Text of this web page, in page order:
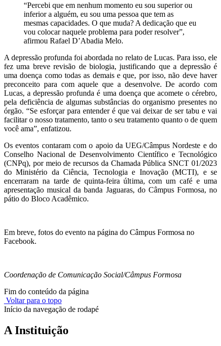
“Percebi que em nenhum momento eu sou superior ou
inferior a alguém, eu sou uma pessoa que tem as
mesmas capacidades. O que muda? A dedicação que eu
vou colocar naquele problema para poder resolver”,
afirmou Rafael D’Abadia Melo.
A depressão profunda foi abordada no relato de Lucas. Para isso, ele
fez uma breve revisão de biologia, justificando que a depressão é
uma doença como todas as demais e que, por isso, não deve haver
preconceito para com aquele que a desenvolve. De acordo com
Lucas, a depressão profunda é uma doença que acomete o cérebro,
pela deficiência de algumas substâncias do organismo presentes no
órgão. “Se esforçar para entender é que vai deixar de ser tabu e vai
facilitar o nosso tratamento, tanto o seu tratamento quanto o de quem
você ama”, enfatizou.
Os eventos contaram com o apoio da UEG/Câmpus Nordeste e do
Conselho Nacional de Desenvolvimento Científico e Tecnológico
(CNPq), por meio de recursos da Chamada Pública SNCT 01/2023
do Ministério da Ciência, Tecnologia e Inovação (MCTI), e se
encerraram na tarde de quinta-feira última, com um café e uma
apresentação musical da banda Jaguaras, do Câmpus Formosa, no
pátio do Bloco Acadêmico.
Em breve, fotos do evento na página do Câmpus Formosa no
Facebook.
Coordenação de Comunicação Social/Câmpus Formosa
Fim do conteúdo da página
Voltar para o topo
Início da navegação de rodapé
A Instituição